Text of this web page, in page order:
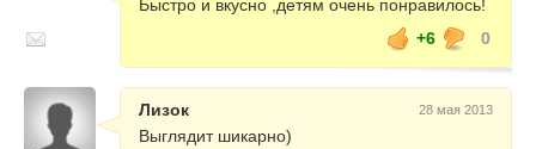
Быстро и вкусно ,детям очень понравилось!
+6
0
Лизок 28 мая 2013
Выглядит шикарно)